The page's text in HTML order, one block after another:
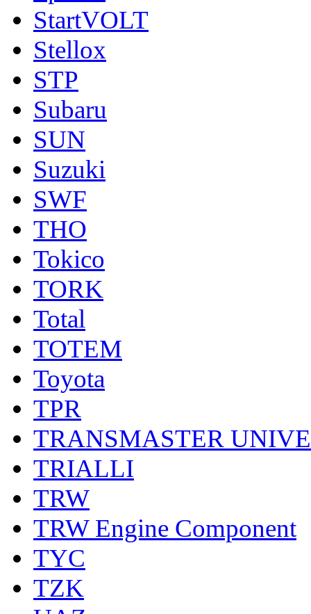
StartVOLT
Stellox
STP
Subaru
SUN
Suzuki
SWF
THO
Tokico
TORK
Total
TOTEM
Toyota
TPR
TRANSMASTER
TRIALLI
TRW
TRW Engine Component
TYC
TZK